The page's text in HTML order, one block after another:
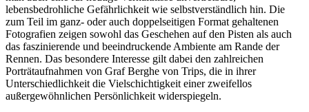
lebensbedrohliche Gefährlichkeit wie selbstverständlich hin. Die
zum Teil im ganz- oder auch doppelseitigen Format gehaltenen
Fotografien zeigen sowohl das Geschehen auf den Pisten als auch
das faszinierende und beeindruckende Ambiente am Rande der
Rennen. Das besondere Interesse gilt dabei den zahlreichen
Porträtaufnahmen von Graf Berghe von Trips, die in ihrer
Unterschiedlichkeit die Vielschichtigkeit einer zweifellos
außergewöhnlichen Persönlichkeit widerspiegeln.